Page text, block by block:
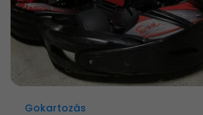
Gokartozás